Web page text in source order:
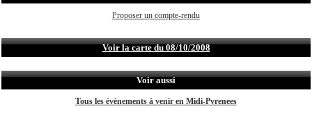
Proposer un compte-rendu
Voir la carte du 08/10/2008
Voir aussi
Tous les évènements à venir en Midi-Pyrenees